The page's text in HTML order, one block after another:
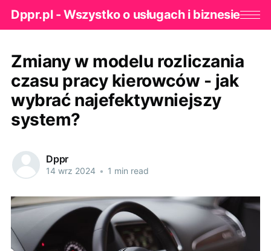
Dppr.pl - Wszystko o usługach i biznesie
Zmiany w modelu rozliczania
czasu pracy kierowców - jak
wybrać najefektywniejszy
system?
Dppr
14 wrz 2024 • 1 min read